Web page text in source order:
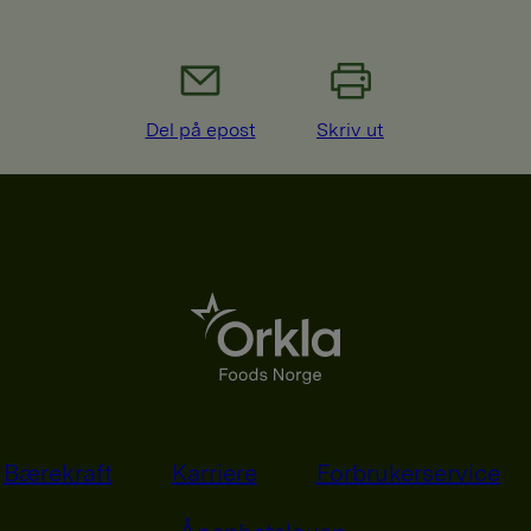
Del på epost Skriv ut
Bærekraft Karriere Forbrukerservice